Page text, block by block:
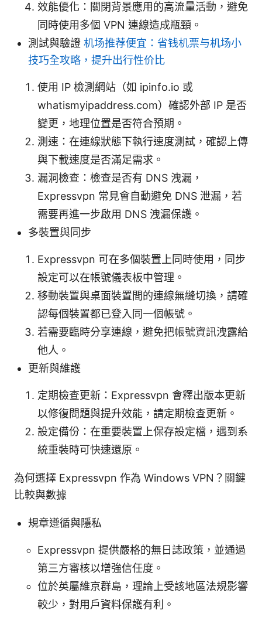
效能優化：關閉背景應用的高流量活動，避免
同時使用多個 VPN 連線造成瓶頸。
測試與驗證 机场推荐便宜：省钱机票与机场小
技巧全攻略，提升出行性价比
使用 IP 檢測網站（如 ipinfo.io 或
whatismyipaddress.com）確認外部 IP 是否
變更，地理位置是否符合預期。
測速：在連線狀態下執行速度測試，確認上傳
與下載速度是否滿足需求。
漏洞檢查：檢查是否有 DNS 洩漏，
Expressvpn 常見會自動避免 DNS 泄漏，若
需要再進一步啟用 DNS 洩漏保護。
多裝置與同步
Expressvpn 可在多個裝置上同時使用，同步
設定可以在帳號儀表板中管理。
移動裝置與桌面裝置間的連線無縫切換，請確
認每個裝置都已登入同一個帳號。
若需要臨時分享連線，避免把帳號資訊洩露給
他人。
更新與維護
定期檢查更新：Expressvpn 會釋出版本更新
以修復問題與提升效能，請定期檢查更新。
設定備份：在重要裝置上保存設定檔，遇到系
統重裝時可快速還原。
為何選擇 Expressvpn 作為 Windows VPN？關鍵
比較與數據
規章遵循與隱私
Expressvpn 提供嚴格的無日誌政策，並通過
第三方審核以增強信任度。
位於英屬維京群島，理論上受該地區法規影響
較少，對用戶資料保護有利。